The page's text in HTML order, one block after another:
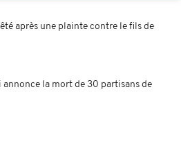
après une plainte contre le fils de
annonce la mort de 30 partisans de